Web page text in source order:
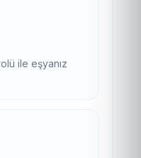
ile eşyanız